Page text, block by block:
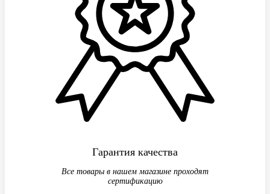
Гарантия качества
Все товары в нашем магазине проходят
сертификацию